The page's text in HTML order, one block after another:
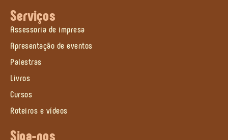
Serviços
Assessoria de impresa
Apresentação de eventos
Palestras
Livros
Cursos
Roteiros e vídeos
Siga-nos